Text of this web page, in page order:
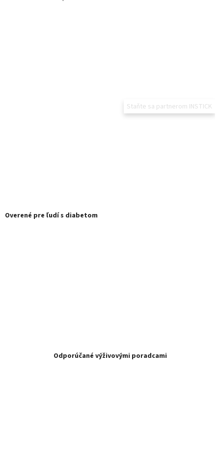
Staňte sa partnerom INSTICK
Overené pre ľudí s diabetom
Odporúčané výživovými poradcami